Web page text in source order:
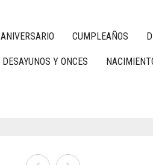
ANIVERSARIO CUMPLEAÑOS
DESAYUNOS Y ONCES